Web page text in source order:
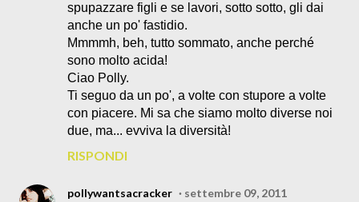
spupazzare figli e se lavori, sotto sotto, gli dai
anche un po' fastidio.
Mmmmh, beh, tutto sommato, anche perché
sono molto acida!
Ciao Polly.
Ti seguo da un po', a volte con stupore a volte
con piacere. Mi sa che siamo molto diverse noi
due, ma... evviva la diversità!
RISPONDI
pollywantsacracker
settembre 09, 2011